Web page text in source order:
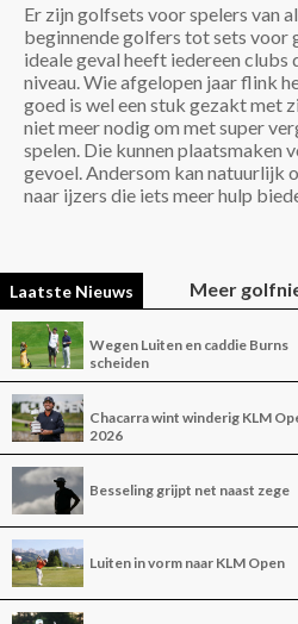
Er zijn golfsets voor spelers van
beginnende golfers tot sets voor
ideale geval heeft iedereen clubs
niveau. Wie afgelopen jaar flink
goed is wel een stuk gezakt met
niet meer nodig om met super
spelen. Die kunnen plaatsmaken
gevoel. Andersom kan natuurlijk
naar ijzers die iets meer hulp
Laatste Nieuws Meer
Wegen Luiten en caddie Burns
scheiden
Chacarra wint winderig KLM
2026
Besseling grijpt net naast zege
Luiten in vorm naar KLM Open